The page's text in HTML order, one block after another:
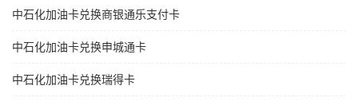
中石化加油卡兑换商银通乐支付卡
中石化加油卡兑换申城通卡
中石化加油卡兑换瑞得卡